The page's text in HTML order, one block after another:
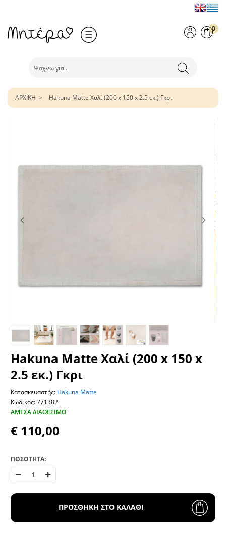
0
ΑΡΧΙΚΗ Hakuna Matte Χαλί (200 x 150 x 2.5 εκ.) Γκρι
Hakuna Matte Χαλί (200 x 150 x
2.5 εκ.) Γκρι
Κατασκευαστής: Hakuna Matte
Κωδικος: 771382
ΆΜΕΣΑ ΔΙΑΘΈΣΙΜΟ
€ 110,00
ΠΟΣΟΤΗΤΑ:
ΠΡΟΣΘΗΚΗ ΣΤΟ ΚΑΛΑΘΙ